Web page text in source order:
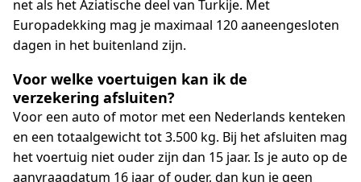
net als het Aziatische deel van Turkije. Met
Europadekking mag je maximaal 120 aaneengesloten
dagen in het buitenland zijn.
Voor welke voertuigen kan ik de
verzekering afsluiten?
Voor een auto of motor met een Nederlands kenteken
en een totaalgewicht tot 3.500 kg. Bij het afsluiten mag
het voertuig niet ouder zijn dan 15 jaar. Is je auto op de
aanvraagdatum 16 jaar of ouder, dan kun je geen